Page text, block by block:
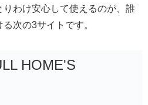
わけ安心して使えるのが、誰
次の3サイトです。
HOME'S